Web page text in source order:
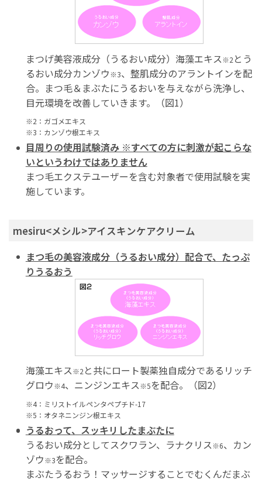
まつげ美容液成分（うるおい成分）海藻エキス※2 とう
るおい成分カンゾウ※3、整肌成分のアラントインを配
合。まつ毛＆まぶたにうるおいを与えながら洗浄し、
目元環境を改善していきます。（図1）
※2：ガゴメエキス
※3：カンゾウ根エキス
目周りの使用試験済み ※すべての方に刺激が起こらな
いというわけではありません
まつ毛エクステユーザーを含む対象者で使用試験を実
施しています。
mesiru<メシル>アイスキンケアクリーム
まつ毛の美容液成分（うるおい成分）配合で、たっぷ
りうるおう
海藻エキス※2と共にロート製薬独自成分であるリッチ
グロウ※4、ニンジンエキス※5を配合。（図2）
※4：ミリストイルペンタペプチド-17
※5：オタネニンジン根エキス
うるおって、スッキリしたまぶたに
うるおい成分としてスクワラン、ラナクリス※6、カン
ゾウ※3を配合。
まぶたうるおう！マッサージすることでむくんだまぶ